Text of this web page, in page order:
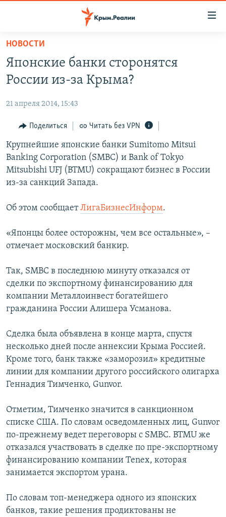
Вернуться
основному
содержанию
навигации
Вернутся
поиску
КАРТА ВОЕННЫХ ОБЪЕКТОВ КРЫМА
11 ЛЕТ ОККУПАЦИИ КРЫМА. 11 ИСТОРИЙ СОПРОТИВЛЕНИЯ
ИСТОРИЯ
ЕЩЕ
ИНТЕРАКТИВ
ИНФОГРАФИКА
ТЕЛЕПРОЕКТ КРЫМ.РЕАЛИИ
ПОБЕДИТЕЛЕЙ НЕ СУДЯТ?
ELIFBE
УКРАИНСКАЯ ПРОБЛЕМА КРЫМА
РАДІО СВОБОДА
КАК ОБОЙТИ БЛОКИРОВКУ
Українською
Qırımtatar
ПРИСОЕДИНЯЙТЕСЬ!
Все сайты RFE/RL
НОВОСТИ
Японские банки сторонятся
России из-за Крыма?
21 апреля 2014, 15:43
Поделиться Читать без VPN
Крупнейшие японские банки Sumitomo Mitsui
Banking Corporation (SMBC) и Bank of Tokyo
Mitsubishi UFJ (BTMU) сокращают бизнес в России
из-за санкций Запада.
Об этом сообщаетЛигаБизнесИнформ.
«Японцы более осторожны, чем все остальные», –
отмечает московский банкир.
Так, SMBC в последнюю минуту отказался от
сделки по экспортному финансированию для
компании Металлоинвест богатейшего
гражданина России Алишера Усманова.
Сделка была объявлена в конце марта, спустя
несколько дней после аннексии Крыма Россией.
Кроме того, банк также «заморозил» кредитные
линии для компании другого российского олигарха
Геннадия Тимченко, Gunvor.
Отметим, Тимченко значится в санкционном
списке США. По словам осведомленных лиц, Gunvor
по-прежнему ведет переговоры с SMBC. BTMU же
отказался участвовать в сделке по пре-экспортному
финансированию компании Tenex, которая
занимается экспортом урана.
По словам топ-менеджера одного из японских
банков, такие решения продиктованы не